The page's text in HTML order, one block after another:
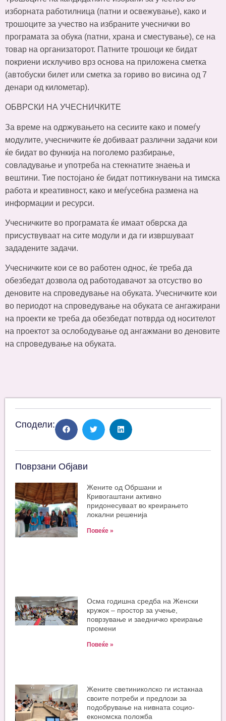
изборната работилница (патни и освежување), како и
трошоците за учество на избраните учеснички во
програмата за обука (патни, храна и сместување), се на
товар на организаторот. Патните трошоци ке бидат
покриени исклучиво врз основа на приложена сметка
(автобуски билет или сметка за гориво во висина од 7
денари од километар).
ОБВРСКИ НА УЧЕСНИЧКИТЕ
За време на одржувањето на сесиите како и помеѓу
модулите, учесничките ќе добиваат различни задачи кои
ќе бидат во функија на поголемо разбирање,
совладување и употреба на стекнатите знаења и
вештини. Тие постојано ќе бидат поттикнувани на тимска
работа и креативност, како и меѓусебна размена на
информации и ресурси.
Учесничките во програмата ќе имаат обврска да
присуствуваат на сите модули и да ги извршуваат
зададените задачи.
Учесничките кои се во работен однос, ќе треба да
обезбедат дозвола од работодавачот за отсуство во
деновите на спроведување на обуката. Учесничките кои
во периодот на спроведување на обуката се ангажирани
на проекти ке треба да обезбедат потврда од носителот
на проектот за ослободување од ангажмани во деновите
на спроведување на обуката.
Сподели:
Поврзани Објави
Жените од Обршани и
Кривогаштани активно
придонесуваат во креирањето
локални решенија
Повеќе »
Oсма годишна средба на Женски
кружок – простор за учење,
поврзување и заедничко креирање
промени
Повеќе »
Жените светиниколско ги истакнаа
своите потреби и предлози за
подобрување на нивната социо-
економска положба